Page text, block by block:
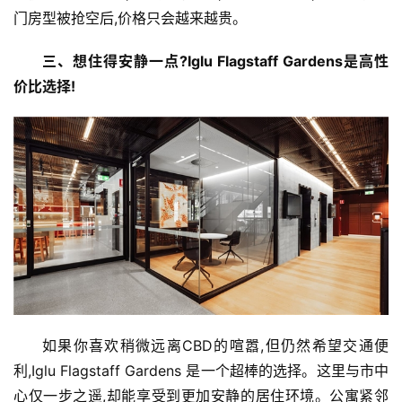
首
页
资
讯
业
门房型被抢空后,价格只会越来越贵。
三、 想住得安静一点?Iglu Flagstaff Gardens是高性
价比选择!
如果你喜欢稍微远离CBD的喧嚣,但仍然希望交通便
利,Iglu Flagstaff Gardens 是一个超棒的选择。这里与市中
心仅一步之遥,却能享受到更加安静的居住环境。公寓紧邻